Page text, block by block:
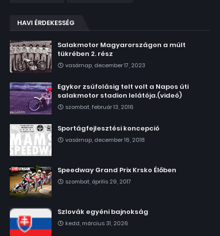
HAVI ÉRDEKESSÉG
Salakmotor Magyarországon a múlt
tükrében 2. rész
vasárnap, december 17, 2023
Egykor zsúfolásig telt volt a Napos úti
salakmotor stadion lelátója.(videó)
szombat, február 13, 2016
Sportágfejlesztési koncepció
vasárnap, december 16, 2018
Speedway Grand Prix Krsko Élőben
szombat, április 29, 2017
Szlovák egyéni bajnokság
kedd, március 31, 2026